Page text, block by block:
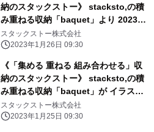
納のスタックストー》 stacksto,の積
み重ねる収納「baquet」より 2023年
新作コラボレーション6シリーズを ス
タックストー公式オンラインストアに
スタックストー株式会社
2023年1月26日 09:30
《「集める 重ねる 組み合わせる」収
納のスタックストー》 stacksto,の積
み重ねる収納「baquet」が イラスト
レーターの松尾ミユキとコラボレーシ
ョン 2023年2月1日(水)より公式オ
ンラインストアなどで販売開始
スタックストー株式会社
2023年1月25日 09:30